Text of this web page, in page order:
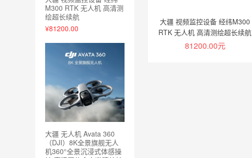
大疆 视频监控设备 经纬M300
RTK 无人机 高清测绘超长续航
81200.00元
M300 RTK 无人机 高清测
绘超长续航
¥81200.00
大疆 无人机 Avata 360
（DJI）8K全景旗舰无人
机360°全景沉浸式体感操